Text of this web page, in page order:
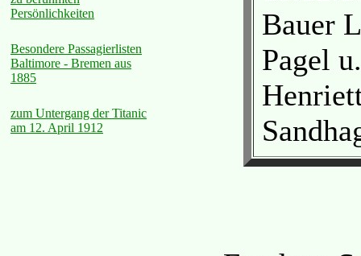
Persönlichkeiten
Besondere Passagierlisten
Baltimore - Bremen aus
1885
zum Untergang der Titanic
am 12. April 1912
Bauer
Pagel